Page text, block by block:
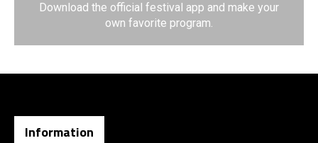
Download the official festival app and make your
own favorite program.
Information